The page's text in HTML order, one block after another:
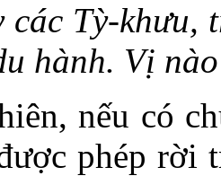
các Tỳ-khưu,
hành. Vị
nếu có
phép rời